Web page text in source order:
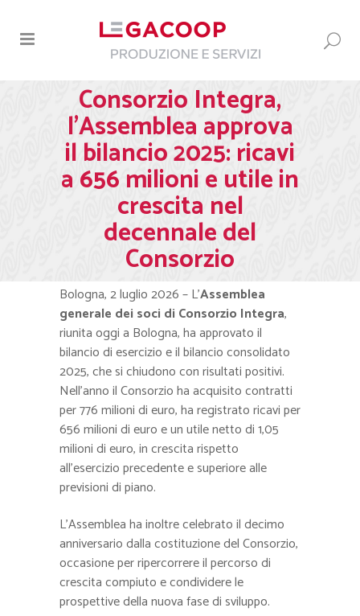
Consorzio Integra,
l’Assemblea approva
il bilancio 2025: ricavi
a 656 milioni e utile in
crescita nel
decennale del
Consorzio
Bologna, 2 luglio 2026 – L’Assemblea
generale dei soci di Consorzio Integra,
riunita oggi a Bologna, ha approvato il
bilancio di esercizio e il bilancio consolidato
2025, che si chiudono con risultati positivi.
Nell’anno il Consorzio ha acquisito contratti
per 776 milioni di euro, ha registrato ricavi per
656 milioni di euro e un utile netto di 1,05
milioni di euro, in crescita rispetto
all’esercizio precedente e superiore alle
previsioni di piano.
L’Assemblea ha inoltre celebrato il decimo
anniversario dalla costituzione del Consorzio,
occasione per ripercorrere il percorso di
crescita compiuto e condividere le
prospettive della nuova fase di sviluppo.